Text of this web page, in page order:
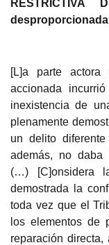
[L]a parte actora
accionada
inexistencia de
plenamente
un delito
además, no
(…)
[C]onsidera
demostrada la
toda vez que el
los elementos de
reparación